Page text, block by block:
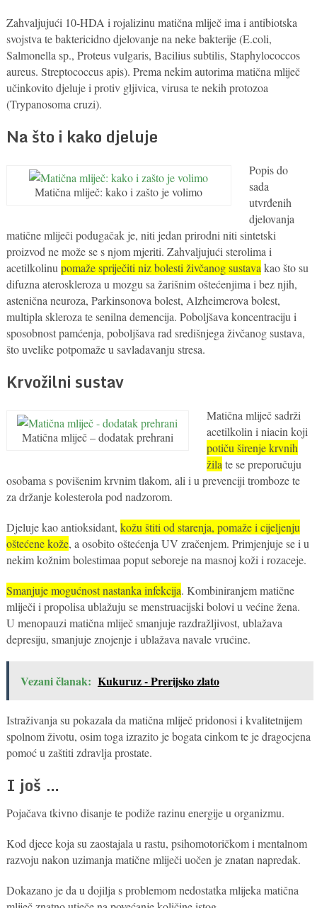
Zahvaljujući 10-HDA i rojalizinu matična mliječ ima i antibiotska
svojstva te baktericidno djelovanje na neke bakterije (E.coli,
Salmonella sp., Proteus vulgaris, Bacilius subtilis, Staphylococcos
aureus. Streptococcus apis). Prema nekim autorima matična mliječ
učinkovito djeluje i protiv gljivica, virusa te nekih protozoa
(Trypanosoma cruzi).
Na što i kako djeluje
Matična mliječ: kako i zašto je volimo
Popis do
sada
utvrđenih
djelovanja
matične mliječi podugačak je, niti jedan prirodni niti sintetski
proizvod ne može se s njom mjeriti. Zahvaljujući sterolima i
acetilkolinu pomaže spriječiti niz bolesti živčanog sustava kao što su
difuzna ateroskleroza u mozgu sa žarišnim oštećenjima i bez njih,
astenična neuroza, Parkinsonova bolest, Alzheimerova bolest,
multipla skleroza te senilna demencija. Poboljšava koncentraciju i
sposobnost pamćenja, poboljšava rad središnjega živčanog sustava,
što uvelike potpomaže u savladavanju stresa.
Krvožilni sustav
Matična mliječ – dodatak prehrani
Matična mliječ sadrži
acetilkolin i niacin koji
potiču širenje krvnih
žila te se preporučuju
osobama s povišenim krvnim tlakom, ali i u prevenciji tromboze te
za držanje kolesterola pod nadzorom.
Djeluje kao antioksidant, kožu štiti od starenja, pomaže i cijeljenju
oštećene kože, a osobito oštećenja UV zračenjem. Primjenjuje se i u
nekim kožnim bolestimaa poput seboreje na masnoj koži i rozaceje.
Smanjuje mogućnost nastanka infekcija. Kombiniranjem matične
mliječi i propolisa ublažuju se menstruacijski bolovi u većine žena.
U menopauzi matična mliječ smanjuje razdražljivost, ublažava
depresiju, smanjuje znojenje i ublažava navale vrućine.
Vezani članak: Kukuruz - Prerijsko zlato
Istraživanja su pokazala da matična mliječ pridonosi i kvalitetnijem
spolnom životu, osim toga izrazito je bogata cinkom te je dragocjena
pomoć u zaštiti zdravlja prostate.
I još …
Pojačava tkivno disanje te podiže razinu energije u organizmu.
Kod djece koja su zaostajala u rastu, psihomotoričkom i mentalnom
razvoju nakon uzimanja matične mliječi uočen je znatan napredak.
Dokazano je da u dojilja s problemom nedostatka mlijeka matična